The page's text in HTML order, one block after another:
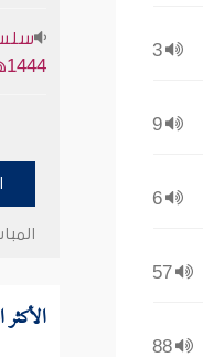
3
9
6
57
88
1444هـ